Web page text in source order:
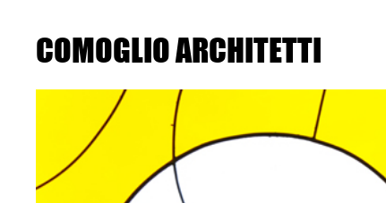
contentCOMOGLIO ARCHITETTI